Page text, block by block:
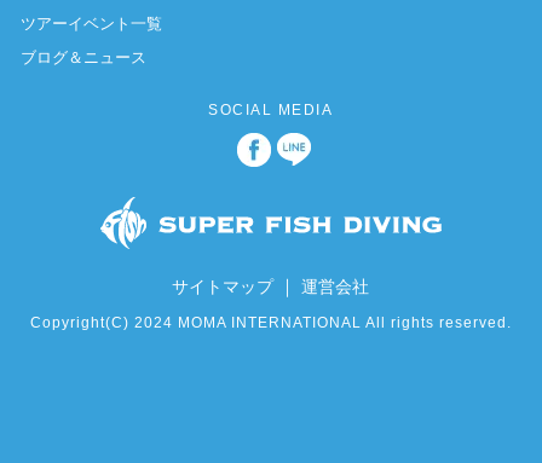
ツアーイベント一覧
ブログ＆ニュース
SOCIAL MEDIA
サイトマップ｜運営会社
Copyright(C) 2024 MOMA INTERNATIONAL All rights reserved.